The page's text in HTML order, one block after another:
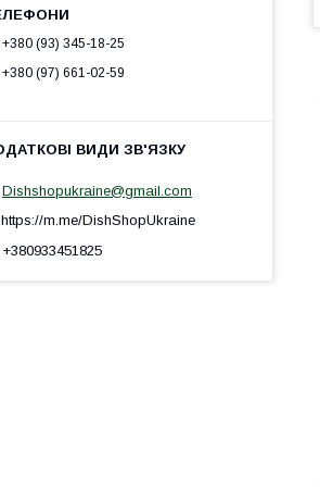
+380 (93) 345-18-25
+380 (97) 661-02-59
Dishshopukraine@gmail.com
https://m.me/DishShopUkraine
+380933451825